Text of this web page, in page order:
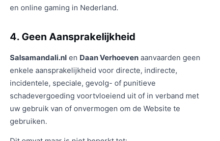
en online gaming in Nederland.
4. Geen Aansprakelijkheid
Salsamandali.nl en Daan Verhoeven aanvaarden geen
enkele aansprakelijkheid voor directe, indirecte,
incidentele, speciale, gevolg- of punitieve
schadevergoeding voortvloeiend uit of in verband met
uw gebruik van of onvermogen om de Website te
gebruiken.